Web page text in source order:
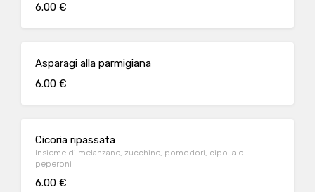
6.00 €
Asparagi alla parmigiana
6.00 €
Cicoria ripassata
Insieme di melanzane, zucchine, pomodori, cipolla e
peperoni
6.00 €